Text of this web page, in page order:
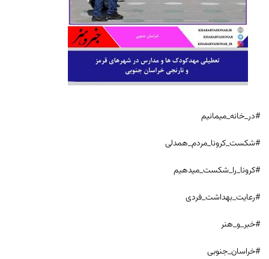
#در_خانه_میمانیم
#شکست_کرونا_مردم_همدلی
#کرونا_را_شکست_میدهیم
#رعایت_بهداشت_فردی
#خبر_و_هنر
#خراسان_جنوبی